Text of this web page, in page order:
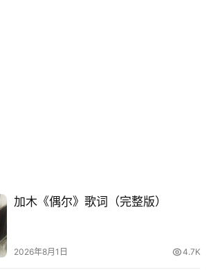
加木《偶尔》歌词（完整版）
2026年8月1日 4.7K